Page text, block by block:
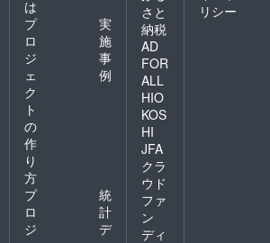
は
プ
ロ
ジ
ェ
ク
ト
の
作
り
方
実
施
事
例
プ
ロ
ジ
統
計
デ
さと
納税
AD
FOR
ALL
HIO
KOS
HI
JFA
クラ
ウド
ファ
ン
ディ
リシー